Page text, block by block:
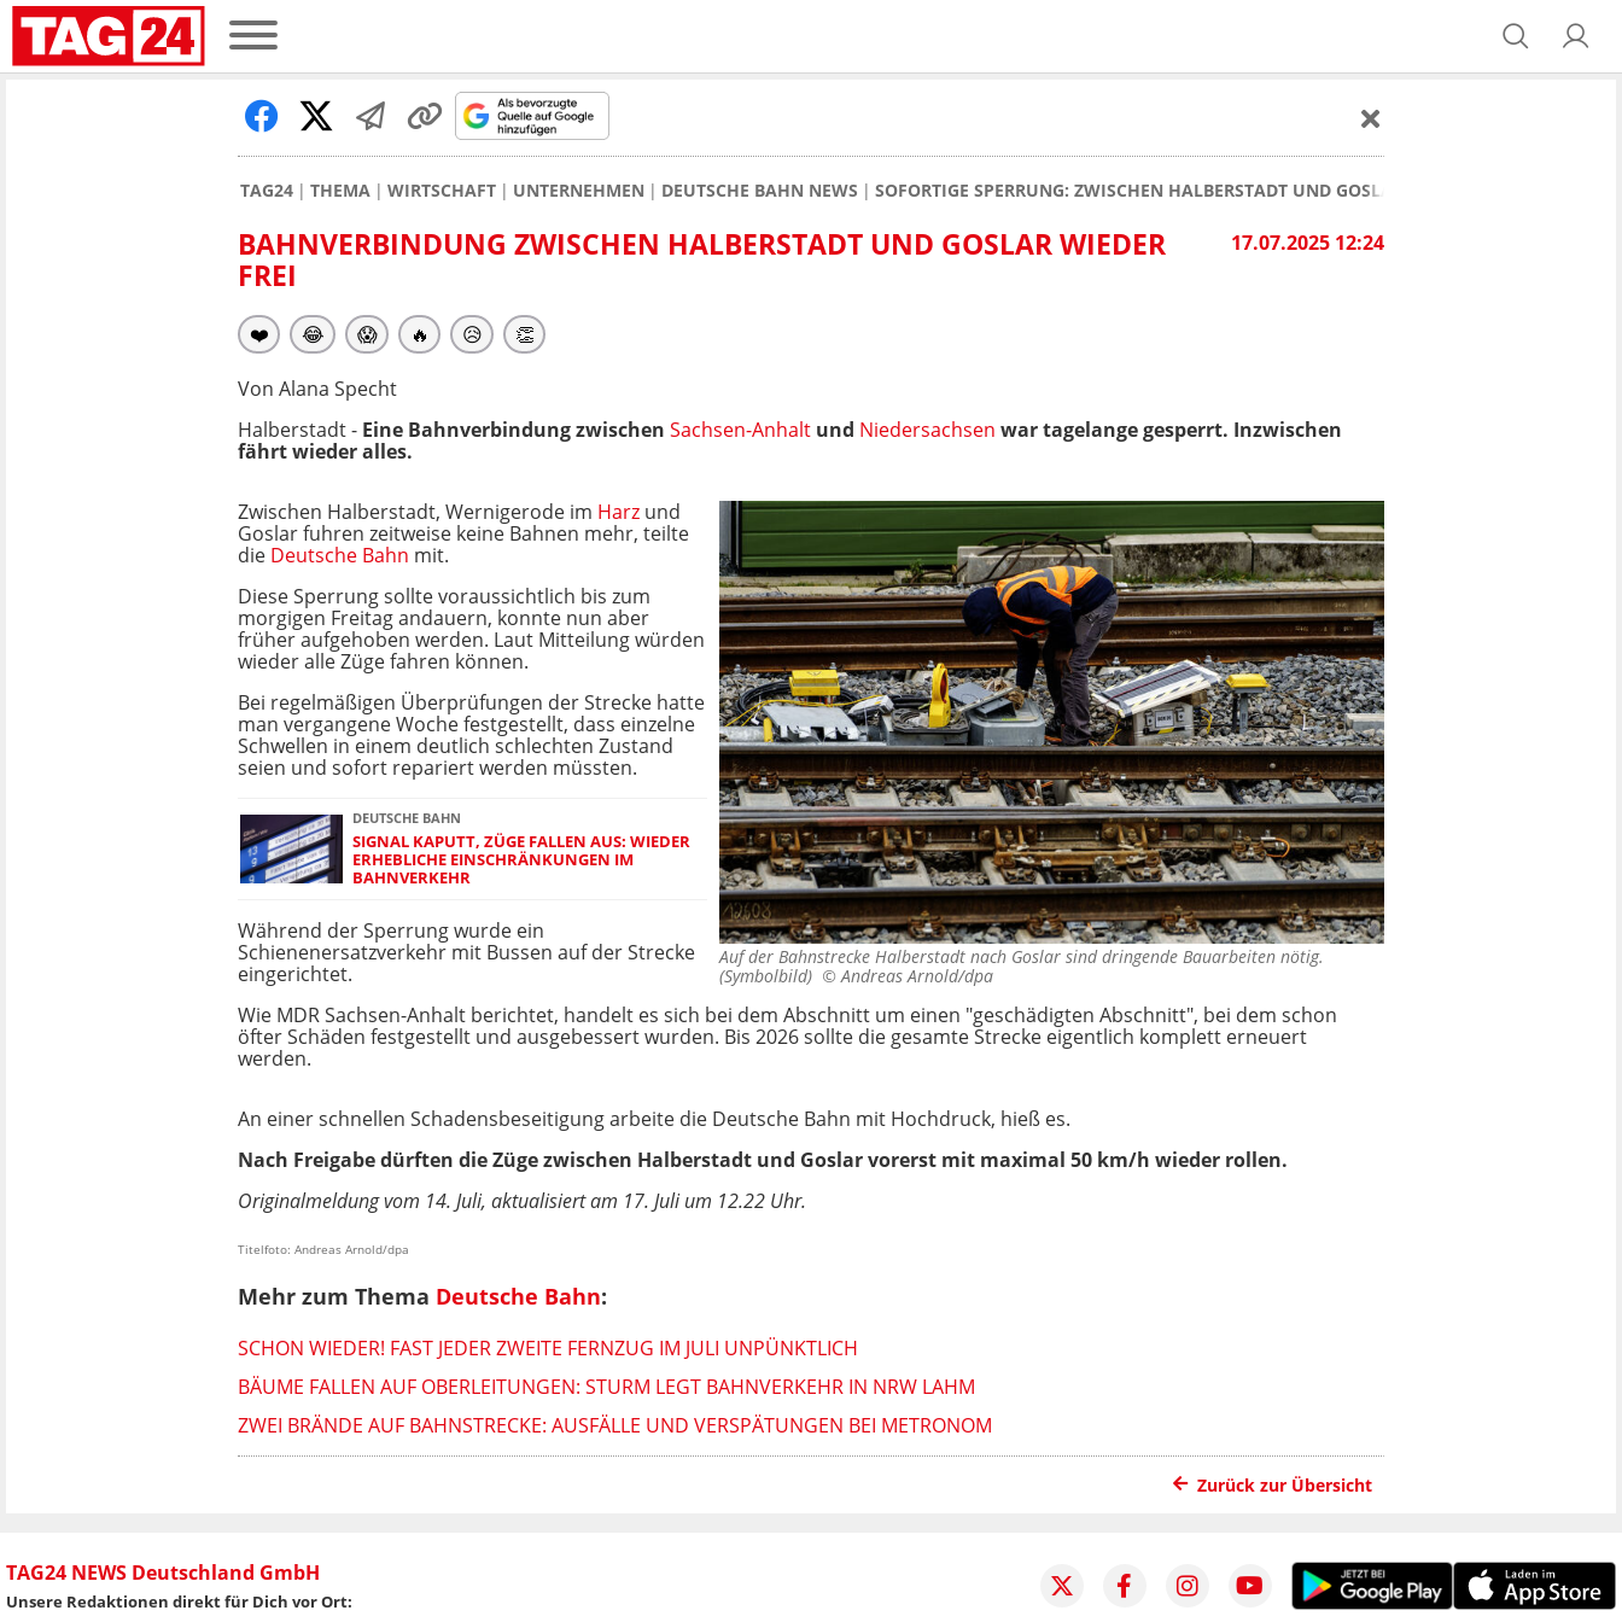
TAG24 THEMA WIRTSCHAFT UNTERNEHMEN DEUTSCHE BAHN NEWS SOFORTIGE SPERRUNG: ZWISCHEN HALBERSTADT UND GOSLAR FÄLLT
17.07.2025 12:24
BAHNVERBINDUNG ZWISCHEN HALBERSTADT UND GOSLAR WIEDER
FREI
❤️ 😂 😱 🔥 😥 👏
Von Alana Specht
Halberstadt - Eine Bahnverbindung zwischen Sachsen-Anhalt und Niedersachsen war tagelange gesperrt. Inzwischen
fährt wieder alles.
Auf der Bahnstrecke Halberstadt nach Goslar sind dringende Bauarbeiten nötig.
(Symbolbild) ©Andreas Arnold/dpa
Zwischen Halberstadt, Wernigerode im Harz und
Goslar fuhren zeitweise keine Bahnen mehr, teilte
die Deutsche Bahn mit.
Diese Sperrung sollte voraussichtlich bis zum
morgigen Freitag andauern, konnte nun aber
früher aufgehoben werden. Laut Mitteilung würden
wieder alle Züge fahren können.
Bei regelmäßigen Überprüfungen der Strecke hatte
man vergangene Woche festgestellt, dass einzelne
Schwellen in einem deutlich schlechten Zustand
seien und sofort repariert werden müssten.
DEUTSCHE BAHN
SIGNAL KAPUTT, ZÜGE FALLEN AUS: WIEDER
ERHEBLICHE EINSCHRÄNKUNGEN IM
BAHNVERKEHR
Während der Sperrung wurde ein
Schienenersatzverkehr mit Bussen auf der Strecke
eingerichtet.
Wie MDR Sachsen-Anhalt berichtet, handelt es sich bei dem Abschnitt um einen "geschädigten Abschnitt", bei dem schon
öfter Schäden festgestellt und ausgebessert wurden. Bis 2026 sollte die gesamte Strecke eigentlich komplett erneuert
werden.
An einer schnellen Schadensbeseitigung arbeite die Deutsche Bahn mit Hochdruck, hieß es.
Nach Freigabe dürften die Züge zwischen Halberstadt und Goslar vorerst mit maximal 50 km/h wieder rollen.
Originalmeldung vom 14. Juli, aktualisiert am 17. Juli um 12.22 Uhr.
Titelfoto: Andreas Arnold/dpa
Mehr zum Thema Deutsche Bahn:
SCHON WIEDER! FAST JEDER ZWEITE FERNZUG IM JULI UNPÜNKTLICH
BÄUME FALLEN AUF OBERLEITUNGEN: STURM LEGT BAHNVERKEHR IN NRW LAHM
ZWEI BRÄNDE AUF BAHNSTRECKE: AUSFÄLLE UND VERSPÄTUNGEN BEI METRONOM
Zurück zur Übersicht
TAG24 NEWS Deutschland GmbH
Unsere Redaktionen direkt für Dich vor Ort: